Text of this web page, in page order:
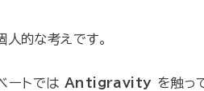
的な考えです。
ートでは Antigravity を触っ